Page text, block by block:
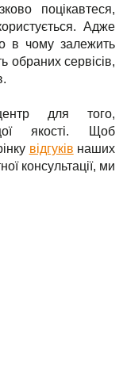
поцікавтеся,
Адже
в чому залежить
обраних сервісів,
для того,
якості. Щоб
відгуків наших
консультації, ми